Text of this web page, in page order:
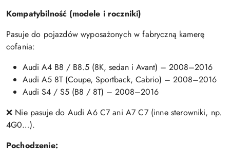
Kompatybilność (modele i roczniki)
Pasuje do pojazdów wyposażonych w fabryczną kamerę
cofania:
Audi A4 B8 / B8.5 (8K, sedan i Avant) – 2008–2016
Audi A5 8T (Coupe, Sportback, Cabrio) – 2008–2016
Audi S4 / S5 (B8 / 8T) – 2008–2016
❌ Nie pasuje do Audi A6 C7 ani A7 C7 (inne sterowniki, np.
4G0…).
Pochodzenie: